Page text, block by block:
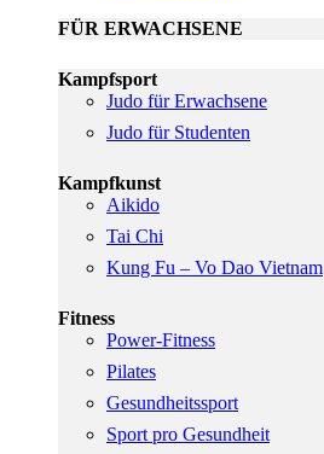
FÜR ERWACHSENE
Kampfsport
Judo für Erwachsene
Judo für Studenten
Kampfkunst
Aikido
Tai Chi
Kung Fu – Vo Dao Vietnam
Fitness
Power-Fitness
Pilates
Gesundheitssport
Sport pro Gesundheit